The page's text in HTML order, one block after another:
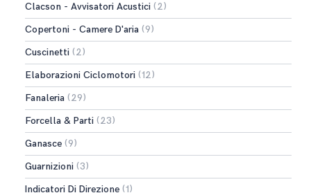
Clacson - Avvisatori Acustici (2)
Copertoni - Camere D'aria (9)
Cuscinetti (2)
Elaborazioni Ciclomotori (12)
Fanaleria (29)
Forcella & Parti (23)
Ganasce (9)
Guarnizioni (3)
Indicatori Di Direzione (1)